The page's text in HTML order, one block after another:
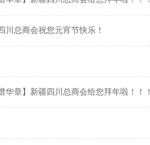
川总商会祝您元宵节快乐！
华章】新疆四川总商会给您拜年啦！！！